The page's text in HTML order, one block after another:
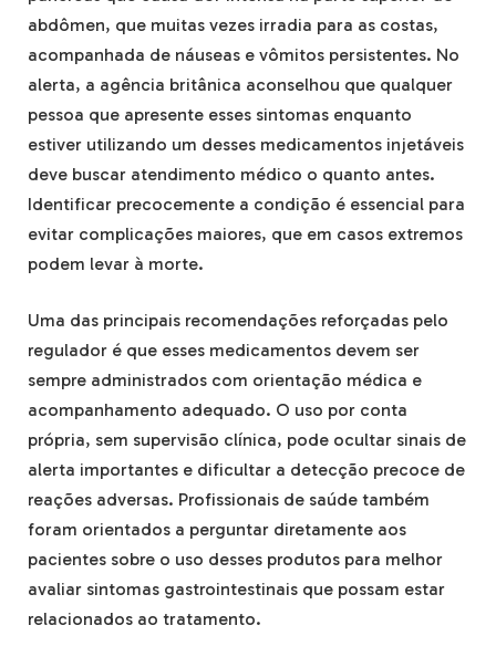
abdômen, que muitas vezes irradia para as costas,
acompanhada de náuseas e vômitos persistentes. No
alerta, a agência britânica aconselhou que qualquer
pessoa que apresente esses sintomas enquanto
estiver utilizando um desses medicamentos injetáveis
deve buscar atendimento médico o quanto antes.
Identificar precocemente a condição é essencial para
evitar complicações maiores, que em casos extremos
podem levar à morte.
Uma das principais recomendações reforçadas pelo
regulador é que esses medicamentos devem ser
sempre administrados com orientação médica e
acompanhamento adequado. O uso por conta
própria, sem supervisão clínica, pode ocultar sinais de
alerta importantes e dificultar a detecção precoce de
reações adversas. Profissionais de saúde também
foram orientados a perguntar diretamente aos
pacientes sobre o uso desses produtos para melhor
avaliar sintomas gastrointestinais que possam estar
relacionados ao tratamento.